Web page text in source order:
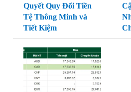
Quyết Quy Đổi Tiền
Tệ Thông Minh và
Tiết Kiệm